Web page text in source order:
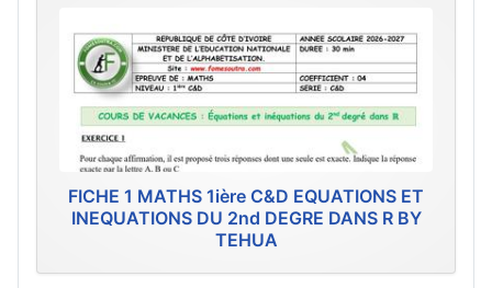
FICHE 1 MATHS 1ière C&D EQUATIONS ET
INEQUATIONS DU 2nd DEGRE DANS R BY
TEHUA